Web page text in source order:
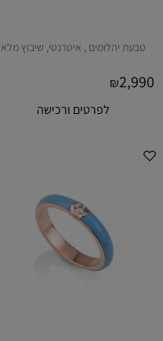
טבעת יהלומים , איטרנטי, שיבוץ מלא
₪2,990
לפרטים ורכישה